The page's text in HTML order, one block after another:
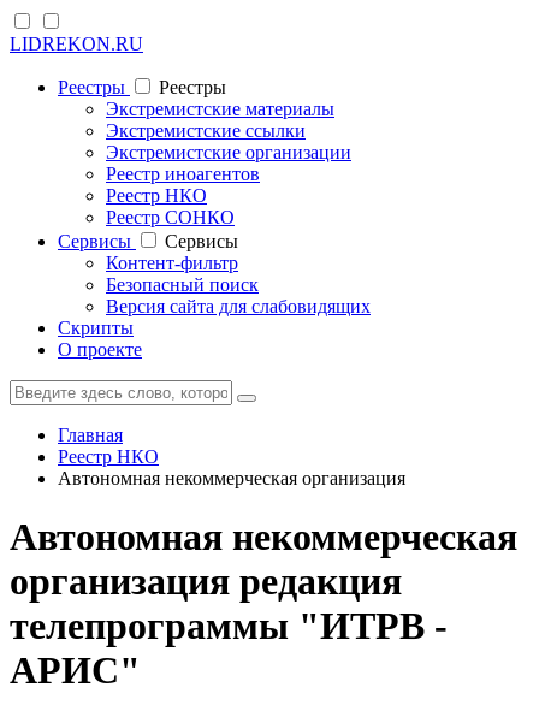
LIDREKON.RU
Реестры
Реестры
Экстремистские материалы
Экстремистские ссылки
Экстремистские организации
Реестр иноагентов
Реестр НКО
Реестр СОНКО
Cервисы
Cервисы
Контент-фильтр
Безопасный поиск
Версия сайта для слабовидящих
Скрипты
О проекте
Главная
Реестр НКО
Автономная некоммерческая организация
Автономная некоммерческая
организация редакция
телепрограммы "ИТРВ -
АРИС"